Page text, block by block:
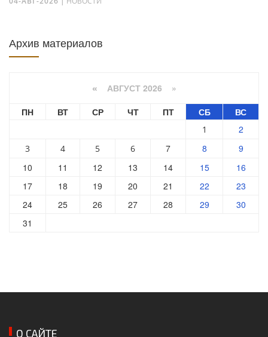
Архив материалов
« АВГУСТ 2026 »
ПН
ВТ СР ЧТ ПТ СБ ВС
1 2
3 4 5 6 7 8
9
10
11 12 13 14 15
16
17
18 19 20 21 22
23
24
25 26 27 28 29
30
31
О САЙТЕ